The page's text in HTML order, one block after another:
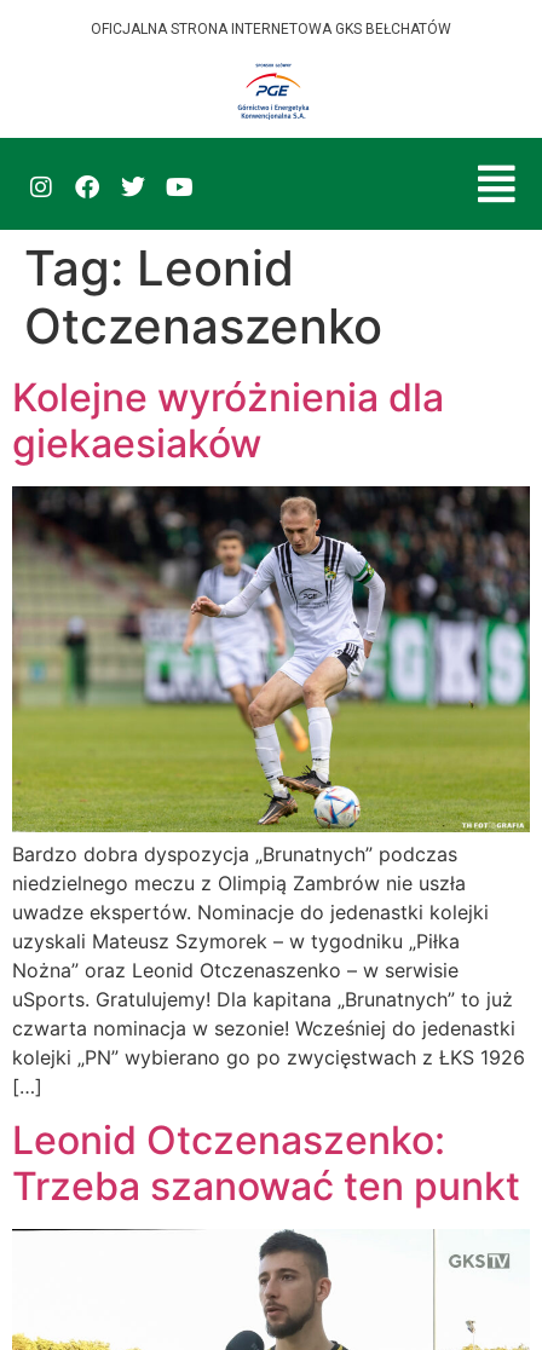
OFICJALNA STRONA INTERNETOWA GKS BEŁCHATÓW
Tag: Leonid
Otczenaszenko
Kolejne wyróżnienia dla
giekaesiaków
Bardzo dobra dyspozycja „Brunatnych” podczas
niedzielnego meczu z Olimpią Zambrów nie uszła
uwadze ekspertów. Nominacje do jedenastki kolejki
uzyskali Mateusz Szymorek – w tygodniku „Piłka
Nożna” oraz Leonid Otczenaszenko – w serwisie
uSports. Gratulujemy! Dla kapitana „Brunatnych” to już
czwarta nominacja w sezonie! Wcześniej do jedenastki
kolejki „PN” wybierano go po zwycięstwach z ŁKS 1926
[…]
Leonid Otczenaszenko:
Trzeba szanować ten punkt